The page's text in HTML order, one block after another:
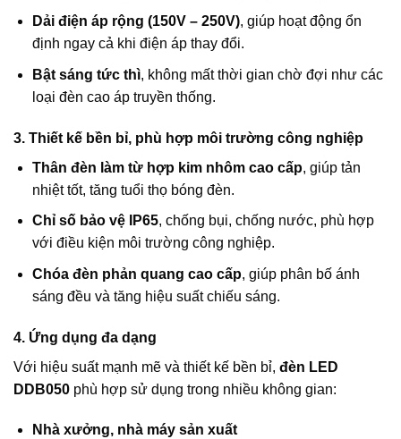
Dải điện áp rộng (150V – 250V), giúp hoạt động ổn
định ngay cả khi điện áp thay đổi.
Bật sáng tức thì, không mất thời gian chờ đợi như các
loại đèn cao áp truyền thống.
3. Thiết kế bền bỉ, phù hợp môi trường công nghiệp
Thân đèn làm từ hợp kim nhôm cao cấp, giúp tản
nhiệt tốt, tăng tuổi thọ bóng đèn.
Chỉ số bảo vệ IP65, chống bụi, chống nước, phù hợp
với điều kiện môi trường công nghiệp.
Chóa đèn phản quang cao cấp, giúp phân bố ánh
sáng đều và tăng hiệu suất chiếu sáng.
4. Ứng dụng đa dạng
Với hiệu suất mạnh mẽ và thiết kế bền bỉ, đèn LED
DDB050 phù hợp sử dụng trong nhiều không gian:
Nhà xưởng, nhà máy sản xuất